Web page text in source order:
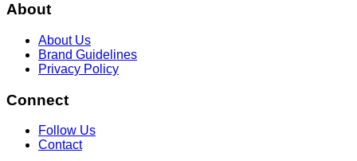
About
About Us
Brand Guidelines
Privacy Policy
Connect
Follow Us
Contact